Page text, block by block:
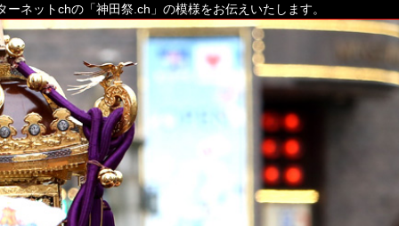
ネットchの「神田祭.ch」の模様をお伝えいたします。